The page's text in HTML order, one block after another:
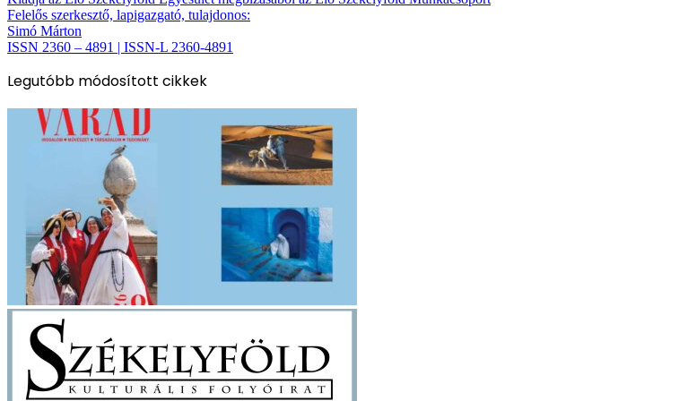
Felelős szerkesztő, lapigazgató, tulajdonos:
Simó Márton
ISSN 2360 – 4891 | ISSN-L 2360-4891
Legutóbb módosított cikkek